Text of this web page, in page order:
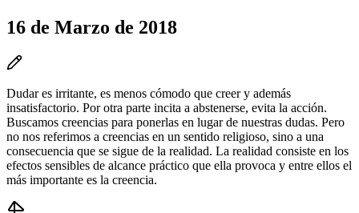
16 de Marzo de 2018
Dudar es irritante, es menos cómodo que creer y además
insatisfactorio. Por otra parte incita a abstenerse, evita la acción.
Buscamos creencias para ponerlas en lugar de nuestras dudas. Pero
no nos referimos a creencias en un sentido religioso, sino a una
consecuencia que se sigue de la realidad. La realidad consiste en los
efectos sensibles de alcance práctico que ella provoca y entre ellos el
más importante es la creencia.